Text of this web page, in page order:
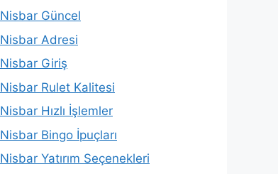
Nisbar Güncel
Nisbar Adresi
Nisbar Giriş
Nisbar Rulet Kalitesi
Nisbar Hızlı İşlemler
Nisbar Bingo İpuçları
Nisbar Yatırım Seçenekleri